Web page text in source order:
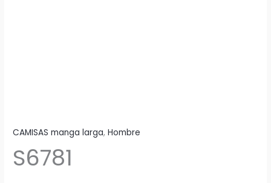
CAMISAS manga larga,Hombre
S6781